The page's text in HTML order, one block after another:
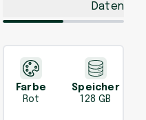
Daten
Farbe
Rot
Speicher
128 GB